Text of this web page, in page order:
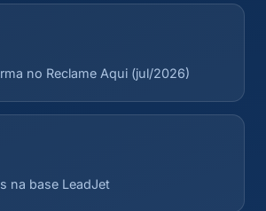
no Reclame Aqui (jul/2026)
na base LeadJet